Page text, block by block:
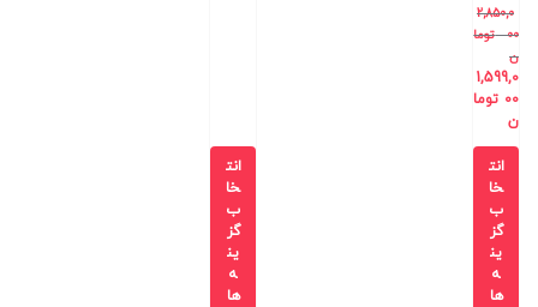
2,850,0
00
توما
ن
1,599,0
00 توما
ن
انت
خا
ب
گز
ین
ه
ها
انت
خا
ب
گز
ین
ه
ها